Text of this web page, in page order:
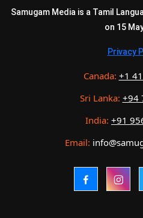
Samugam Media is a Tamil
on 15
Privacy
Canada: +1
Sri Lanka: +94
India: +91
Email: